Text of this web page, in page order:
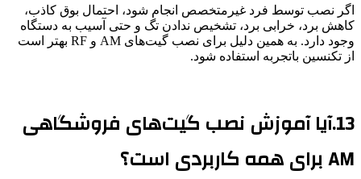
اگر نصب توسط فرد غیرمتخصص انجام شود، احتمال بوق کاذب،
کاهش برد، خرابی برد، تشخیص ندادن تگ و حتی آسیب به دستگاه
وجود دارد. به همین دلیل برای نصب گیت‌های AM و RF بهتر است
از تکنسین باتجربه استفاده شود.
13.آیا آموزش نصب گیت‌های فروشگاهی
AM برای همه کاربردی است؟